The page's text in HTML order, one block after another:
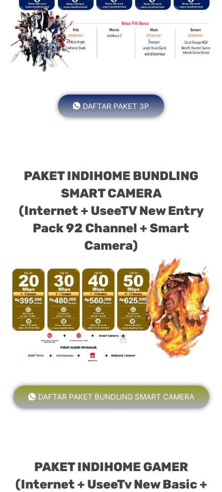
DAFTAR PAKET 3P
PAKET INDIHOME BUNDLING
SMART CAMERA
(Internet + UseeTV New Entry
Pack 92 Channel + Smart
Camera)
DAFTAR PAKET BUNDLING SMART CAMERA
PAKET INDIHOME GAMER
(Internet + UseeTv New Basic +